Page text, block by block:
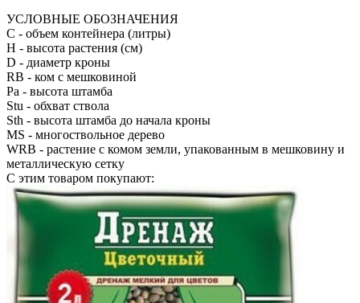
УСЛОВНЫЕ ОБОЗНАЧЕНИЯ
С - объем контейнера (литры)
H - высота растения (см)
D - диаметр кроны
RB - ком с мешковиной
Pa - высота штамба
Stu - обхват ствола
Sth - высота штамба до начала кроны
MS - многоствольное дерево
WRB - растение с комом земли, упакованным в мешковину и
металлическую сетку
С этим товаром покупают: